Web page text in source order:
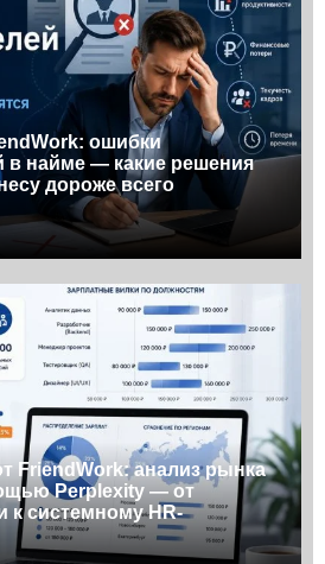
ошибки
в найме — какие решения
дороже всего
FriendWork: анализ рынка
Perplexity — от
к системному HR-